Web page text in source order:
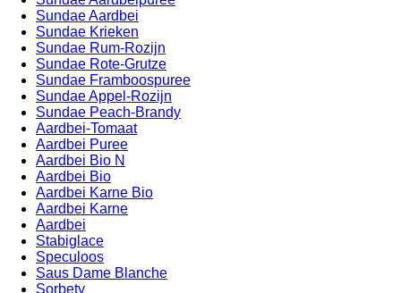
Sundae Aardbei
Sundae Krieken
Sundae Rum-Rozijn
Sundae Rote-Grutze
Sundae Framboospuree
Sundae Appel-Rozijn
Sundae Peach-Brandy
Aardbei-Tomaat
Aardbei Puree
Aardbei Bio N
Aardbei Bio
Aardbei Karne Bio
Aardbei Karne
Aardbei
Stabiglace
Speculoos
Saus Dame Blanche
Sorbety